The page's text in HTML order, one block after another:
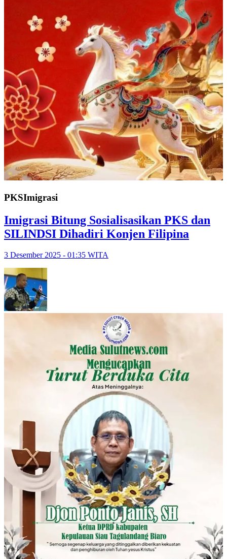
PKSImigrasi
Imigrasi Bitung Sosialisasikan PKS dan
SILINDSI Dihadiri Konjen Filipina
3 Desember 2025 - 01:35 WITA